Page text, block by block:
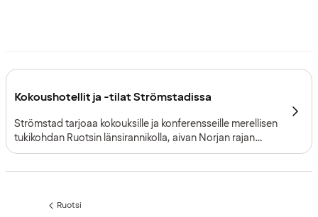
Kokoushotellit ja -tilat Strömstadissa
Strömstad tarjoaa kokouksille ja konferensseille merellisen
tukikohdan Ruotsin länsirannikolla, aivan Norjan rajan
pinnassa. Kokoustilat, majoitus, kylpylä ja
Edellinen
Ruotsi